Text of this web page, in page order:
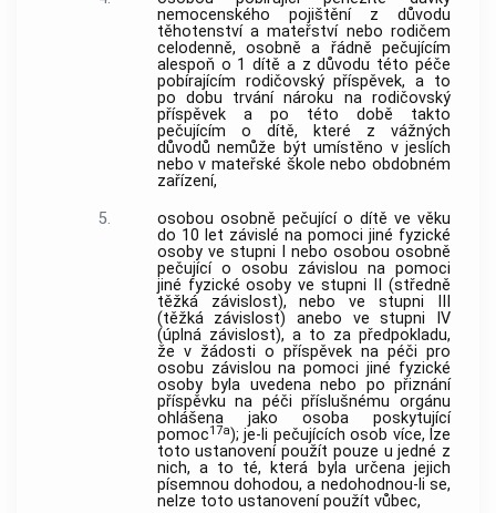
nemocenského pojištění z důvodu
těhotenství a mateřství nebo rodičem
celodenně, osobně a řádně pečujícím
alespoň o 1 dítě a z důvodu této péče
pobírajícím rodičovský příspěvek, a to
po dobu trvání nároku na rodičovský
příspěvek a po této době takto
pečujícím o dítě, které z vážných
důvodů nemůže být umístěno v jeslích
nebo v mateřské škole nebo obdobném
zařízení,
5.
osobou osobně pečující o dítě ve věku
do 10 let závislé na pomoci jiné fyzické
osoby ve stupni I nebo osobou osobně
pečující o osobu závislou na pomoci
jiné fyzické osoby ve stupni II (středně
těžká závislost), nebo ve stupni III
(těžká závislost) anebo ve stupni IV
(úplná závislost), a to za předpokladu,
že v žádosti o příspěvek na péči pro
osobu závislou na pomoci jiné fyzické
osoby byla uvedena nebo po přiznání
příspěvku na péči příslušnému orgánu
ohlášena jako osoba poskytující
pomoc17a); je-li pečujících osob více, lze
toto ustanovení použít pouze u jedné z
nich, a to té, která byla určena jejich
písemnou dohodou, a nedohodnou-li se,
nelze toto ustanovení použít vůbec,